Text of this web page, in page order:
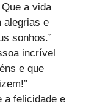
a vida
alegrias e
sonhos.”
incrível
e que
a felicidade e